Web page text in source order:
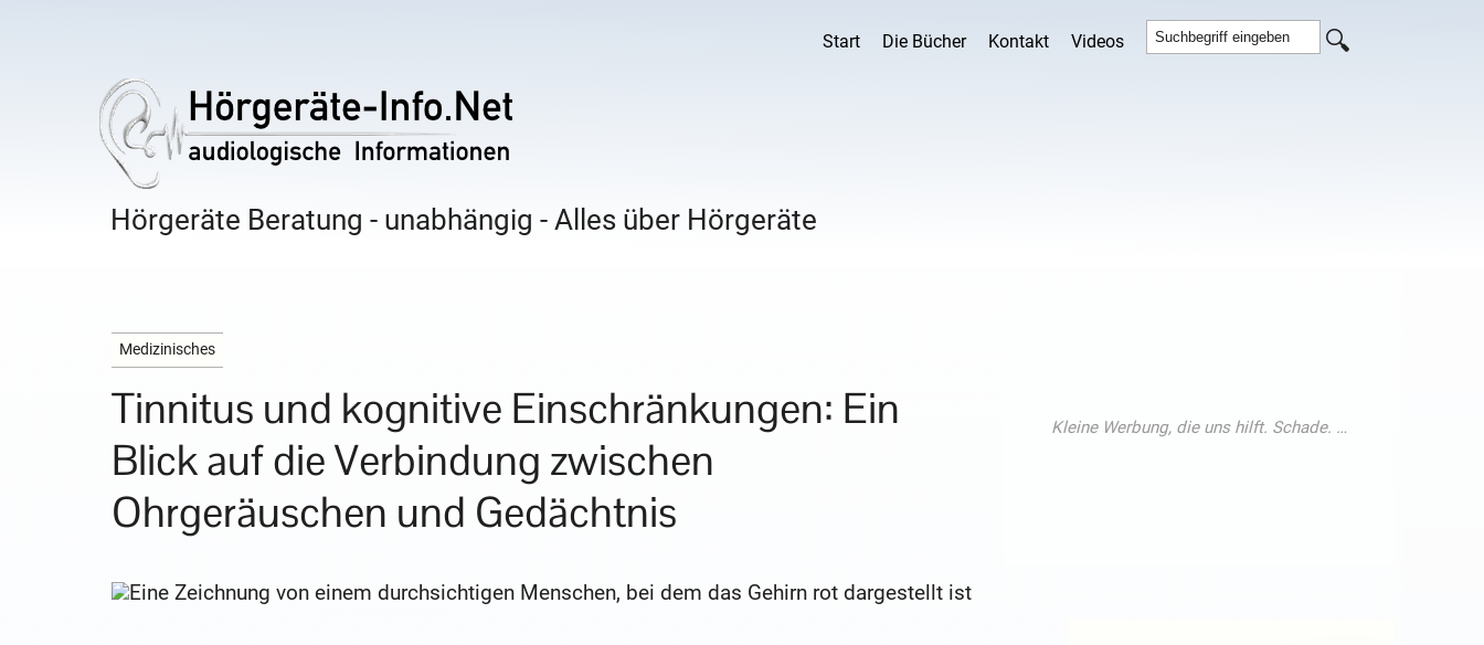
Start Die Bücher Kontakt Videos
Hörgeräte Beratung - unabhängig - Alles über Hörgeräte
Medizinisches
Tinnitus und kognitive Einschränkungen: Ein
Blick auf die Verbindung zwischen
Ohrgeräuschen und Gedächtnis